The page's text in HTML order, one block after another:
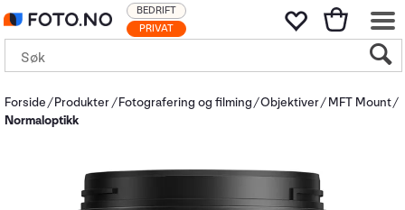
PRIVAT
BEDRIFT
Forside Produkter Fotografering og filming Objektiver
MFT Mount
Normaloptikk